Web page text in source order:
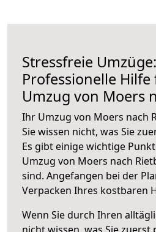
Stressfreie Umzüge:
Professionelle
Umzug von Moers
Ihr Umzug von Moers nach
Sie wissen nicht, was Sie
Es gibt einige wichtige
Umzug von Moers nach
sind. Angefangen bei der
Verpacken Ihres kostbaren
Wenn Sie durch Ihren